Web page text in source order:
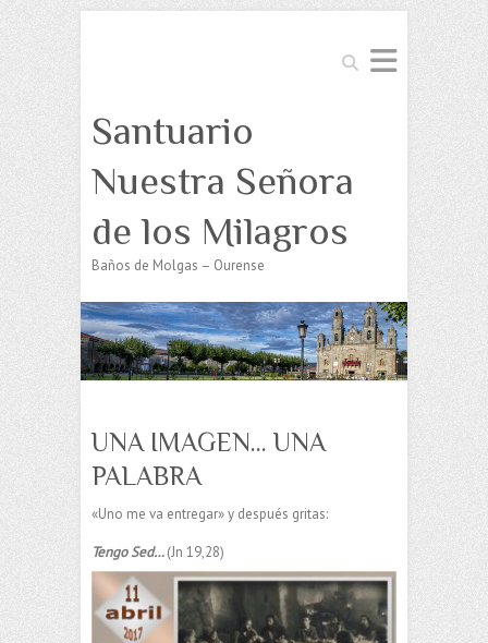
Buscar
Santuario
Nuestra Señora
de los Milagros
Baños de Molgas – Ourense
UNA IMAGEN… UNA
PALABRA
«Uno me va entregar» y después gritas:
Tengo Sed…(Jn 19,28)